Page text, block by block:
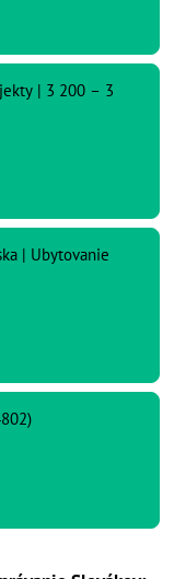
| 3 200 – 3
| Ubytovanie